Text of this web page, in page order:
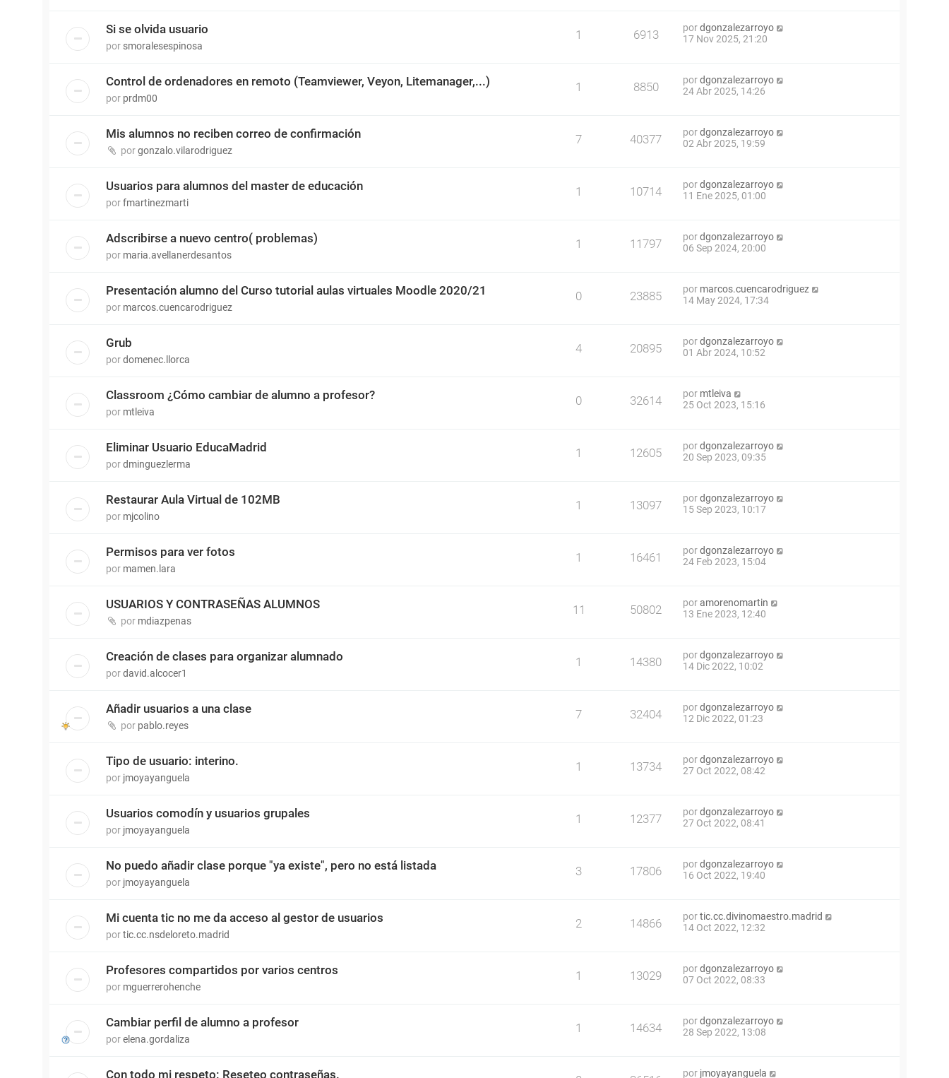
Si se olvida usuario
por smoralesespinosa
1 6913 pordgonzalezarroyo
17 Nov 2025, 21:20
Control de ordenadores en remoto (Teamviewer, Veyon, Litemanager,...)
por prdm00
1 8850 pordgonzalezarroyo
24 Abr 2025, 14:26
Mis alumnos no reciben correo de confirmación
porgonzalo.vilarodriguez
7 40377 pordgonzalezarroyo
02 Abr 2025, 19:59
Usuarios para alumnos del master de educación
porfmartinezmarti
1 10714 pordgonzalezarroyo
11 Ene 2025, 01:00
Adscribirse a nuevo centro( problemas)
por maria.avellanerdesantos
1 11797 pordgonzalezarroyo
06 Sep 2024, 20:00
Presentación alumno del Curso tutorial aulas virtuales Moodle 2020/21
por marcos.cuencarodriguez
0 23885 por marcos.cuencarodriguez
14 May 2024, 17:34
Grub
pordomenec.llorca
4 20895 pordgonzalezarroyo
01 Abr 2024, 10:52
Classroom ¿Cómo cambiar de alumno a profesor?
por mtleiva
0 32614 por mtleiva
25 Oct 2023, 15:16
Eliminar Usuario EducaMadrid
pordminguezlerma
1 12605 pordgonzalezarroyo
20 Sep 2023, 09:35
Restaurar Aula Virtual de 102MB
por mjcolino
1 13097 pordgonzalezarroyo
15 Sep 2023, 10:17
Permisos para ver fotos
por mamen.lara
1 16461 pordgonzalezarroyo
24 Feb 2023, 15:04
USUARIOS Y CONTRASEÑAS ALUMNOS
por mdiazpenas
11 50802 poramorenomartin
13 Ene 2023, 12:40
Creación de clases para organizar alumnado
pordavid.alcocer1
1 14380 pordgonzalezarroyo
14 Dic 2022, 10:02
Añadir usuarios a una clase
por pablo.reyes
7 32404 pordgonzalezarroyo
12 Dic 2022, 01:23
Tipo de usuario: interino.
por jmoyayanguela
1 13734 pordgonzalezarroyo
27 Oct 2022, 08:42
Usuarios comodín y usuarios grupales
por jmoyayanguela
1 12377 pordgonzalezarroyo
27 Oct 2022, 08:41
No puedo añadir clase porque "ya existe", pero no está listada
por jmoyayanguela
3 17806 pordgonzalezarroyo
16 Oct 2022, 19:40
Mi cuenta tic no me da acceso al gestor de usuarios
portic.cc.nsdeloreto.madrid
2 14866 portic.cc.divinomaestro.madrid
14 Oct 2022, 12:32
Profesores compartidos por varios centros
por mguerrerohenche
1 13029 pordgonzalezarroyo
07 Oct 2022, 08:33
Cambiar perfil de alumno a profesor
porelena.gordaliza
1 14634 pordgonzalezarroyo
28 Sep 2022, 13:08
Con todo mi respeto: Reseteo contraseñas. por jmoyayanguela